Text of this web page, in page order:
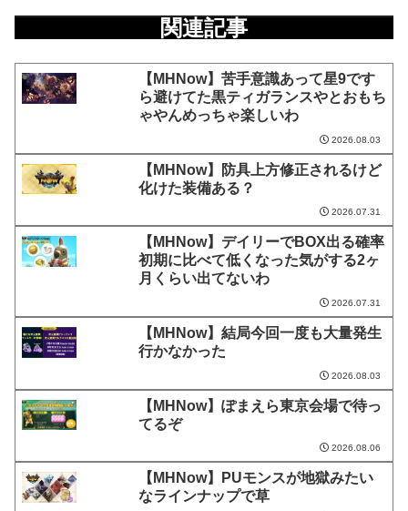
関連記事
【MHNow】苦手意識あって星9です
ら避けてた黒ティガランスやとおもち
ゃやんめっちゃ楽しいわ
2026.08.03
【MHNow】防具上方修正されるけど
化けた装備ある？
2026.07.31
【MHNow】デイリーでBOX出る確率
初期に比べて低くなった気がする2ヶ
月くらい出てないわ
2026.07.31
【MHNow】結局今回一度も大量発生
行かなかった
2026.08.03
【MHNow】ぽまえら東京会場で待っ
てるぞ
2026.08.06
【MHNow】PUモンスが地獄みたい
なラインナップで草